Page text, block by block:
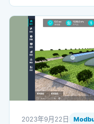
2023年9月22日